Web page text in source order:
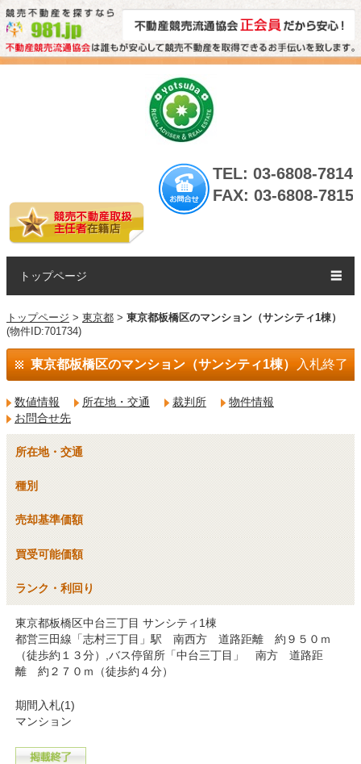
TEL: 03-6808-7814
FAX: 03-6808-7815
トップページ ☰
トップページ > 東京都 > 東京都板橋区のマンション（サンシティ1棟）
(物件ID:701734)
東京都板橋区のマンション（サンシティ1棟） 入札終了
数値情報 所在地・交通 裁判所
物件情報
お問合せ先
所在地・交通
種別
売却基準価額
買受可能価額
ランク・利回り
東京都板橋区中台三丁目 サンシティ1棟
都営三田線「志村三丁目」駅 南西方 道路距離 約９５０ｍ
（徒歩約１３分）,バス停留所「中台三丁目」 南方 道路距
離 約２７０ｍ（徒歩約４分）
期間入札(1)
マンション